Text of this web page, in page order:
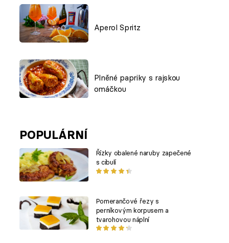
Aperol Spritz
Plněné papriky s rajskou
omáčkou
POPULÁRNÍ
Řízky obalené naruby zapečené
s cibulí
Pomerančové řezy s
perníkovým korpusem a
tvarohovou náplní